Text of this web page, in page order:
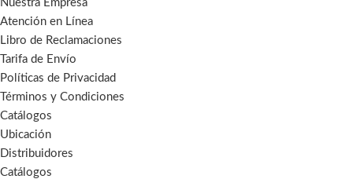
Nuestra Empresa
Atención en Línea
Libro de Reclamaciones
Tarifa de Envío
Políticas de Privacidad
Términos y Condiciones
Catálogos
Ubicación
Distribuidores
Catálogos